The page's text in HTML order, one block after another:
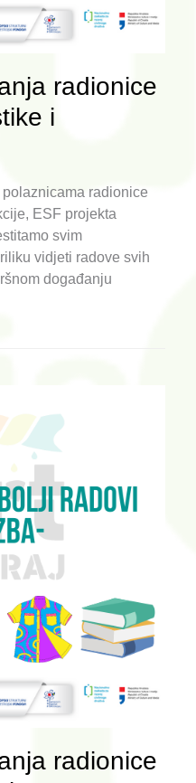
radionice
i
radionice
ESF projekta
svim
vidjeti radove svih
događanju
radionice